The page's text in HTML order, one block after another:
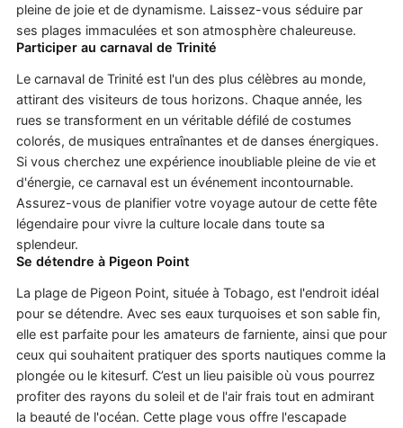
pleine de joie et de dynamisme. Laissez-vous séduire par
ses plages immaculées et son atmosphère chaleureuse.
Participer au carnaval de Trinité
Le carnaval de Trinité est l'un des plus célèbres au monde,
attirant des visiteurs de tous horizons. Chaque année, les
rues se transforment en un véritable défilé de costumes
colorés, de musiques entraînantes et de danses énergiques.
Si vous cherchez une expérience inoubliable pleine de vie et
d'énergie, ce carnaval est un événement incontournable.
Assurez-vous de planifier votre voyage autour de cette fête
légendaire pour vivre la culture locale dans toute sa
splendeur.
Se détendre à Pigeon Point
La plage de Pigeon Point, située à Tobago, est l'endroit idéal
pour se détendre. Avec ses eaux turquoises et son sable fin,
elle est parfaite pour les amateurs de farniente, ainsi que pour
ceux qui souhaitent pratiquer des sports nautiques comme la
plongée ou le kitesurf. C’est un lieu paisible où vous pourrez
profiter des rayons du soleil et de l'air frais tout en admirant
la beauté de l'océan. Cette plage vous offre l'escapade